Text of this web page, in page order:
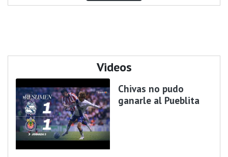
Videos
Chivas no pudo
ganarle al Pueblita